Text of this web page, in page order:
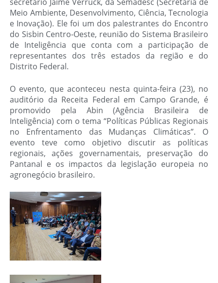
Meio Ambiente, Desenvolvimento, Ciência, Tecnologia
e Inovação). Ele foi um dos palestrantes do Encontro
do Sisbin Centro-Oeste, reunião do Sistema Brasileiro
de Inteligência que conta com a participação de
representantes dos três estados da região e do
Distrito Federal.
O evento, que aconteceu nesta quinta-feira (23), no
auditório da Receita Federal em Campo Grande, é
promovido pela Abin (Agência Brasileira de
Inteligência) com o tema “Políticas Públicas Regionais
no Enfrentamento das Mudanças Climáticas”. O
evento teve como objetivo discutir as políticas
regionais, ações governamentais, preservação do
Pantanal e os impactos da legislação europeia no
agronegócio brasileiro.